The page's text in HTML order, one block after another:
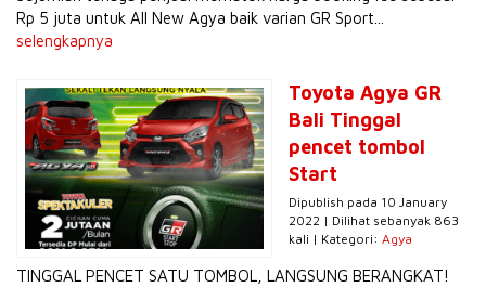
Rp 5 juta untuk All New Agya baik varian GR Sport...
selengkapnya
Toyota Agya GR
Bali Tinggal
pencet tombol
Start
Dipublish pada 10 January
2022 | Dilihat sebanyak 863
kali | Kategori: Agya
TINGGAL PENCET SATU TOMBOL, LANGSUNG BERANGKAT!